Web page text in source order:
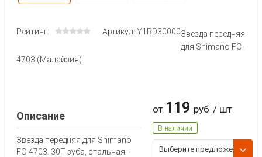
Рейтинг: Артикул: Y1RD30000Звезда передняя
для Shimano FC-
4703 (Малайзия)
от 119 руб / шт
В наличии
Выберите предложени
Описание
Звезда передняя для Shimano
FC-4703. 30T зуба, стальная: -